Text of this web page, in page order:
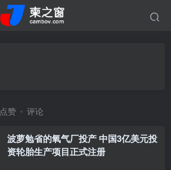
点赞 评论
波萝勉省的氧气厂投产 中国3亿美元投
资轮胎生产项目正式注册